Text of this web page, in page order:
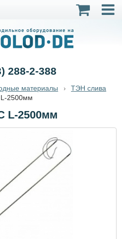
288-2-388
материалы
ТЭН слива
2500мм
L-2500мм